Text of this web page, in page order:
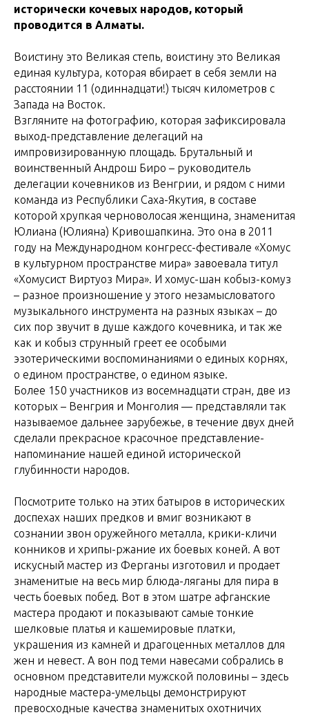
исторически кочевых народов, который
проводится в Алматы.
Воистину это Великая степь, воистину это Великая
единая культура, которая вбирает в себя земли на
расстоянии 11 (одиннадцати!) тысяч километров с
Запада на Восток.
Взгляните на фотографию, которая зафиксировала
выход-представление делегаций на
импровизированную площадь. Брутальный и
воинственный Андрош Биро – руководитель
делегации кочевников из Венгрии, и рядом с ними
команда из Республики Саха-Якутия, в составе
которой хрупкая черноволосая женщина, знаменитая
Юлиана (Юлияна) Кривошапкина. Это она в 2011
году на Международном конгресс-фестивале «Хомус
в культурном пространстве мира» завоевала титул
«Хомусист Виртуоз Мира». И хомус-шан кобыз-комуз
– разное произношение у этого незамысловатого
музыкального инструмента на разных языках – до
сих пор звучит в душе каждого кочевника, и так же
как и кобыз струнный греет ее особыми
эзотерическими воспоминаниями о единых корнях,
о едином пространстве, о едином языке.
Более 150 участников из восемнадцати стран, две из
которых – Венгрия и Монголия — представляли так
называемое дальнее зарубежье, в течение двух дней
сделали прекрасное красочное представление-
напоминание нашей единой исторической
глубинности народов.
Посмотрите только на этих батыров в исторических
доспехах наших предков и вмиг возникают в
сознании звон оружейного металла, крики-кличи
конников и хрипы-ржание их боевых коней. А вот
искусный мастер из Ферганы изготовил и продает
знаменитые на весь мир блюда-ляганы для пира в
честь боевых побед. Вот в этом шатре афганские
мастера продают и показывают самые тонкие
шелковые платья и кашемировые платки,
украшения из камней и драгоценных металлов для
жен и невест. А вон под теми навесами собрались в
основном представители мужской половины – здесь
народные мастера-умельцы демонстрируют
превосходные качества знаменитых охотничих